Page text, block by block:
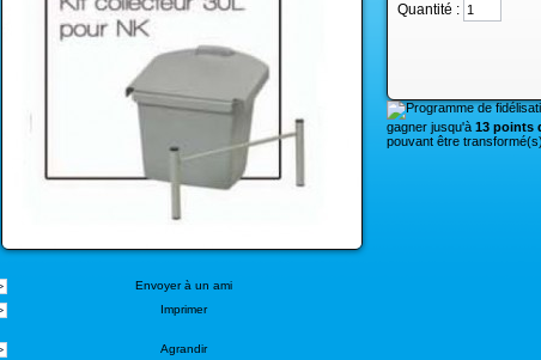
Envoyer à un ami
Imprimer
Agrandir
Quantité :
gagner jusqu'à 13 points
pouvant être